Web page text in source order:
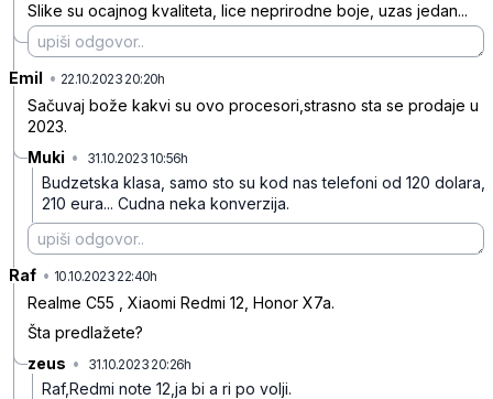
Slike su ocajnog kvaliteta, lice neprirodne boje, uzas jedan...
Emil • 22.10.2023 20:20h
Sačuvaj bože kakvi su ovo procesori,strasno sta se prodaje u
2023.
Muki • 31.10.2023 10:56h
Budzetska klasa, samo sto su kod nas telefoni od 120 dolara,
210 eura... Cudna neka konverzija.
Raf • 10.10.2023 22:40h
Realme C55 , Xiaomi Redmi 12, Honor X7a.
Šta predlažete?
zeus • 31.10.2023 20:26h
Raf,Redmi note 12,ja bi a ri po volji.